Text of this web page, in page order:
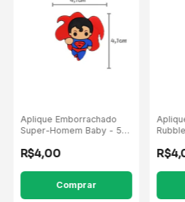
Aplique Emborrachado
Super-Homem Baby - 5
R$4,00